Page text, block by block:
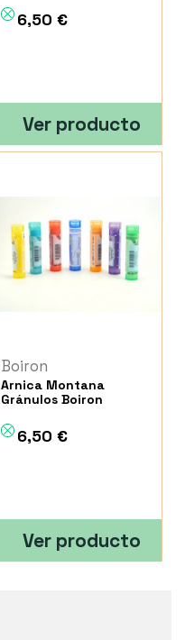
6,50 €
Ver producto
Boiron
Arnica Montana
Gránulos Boiron
6,50 €
Ver producto